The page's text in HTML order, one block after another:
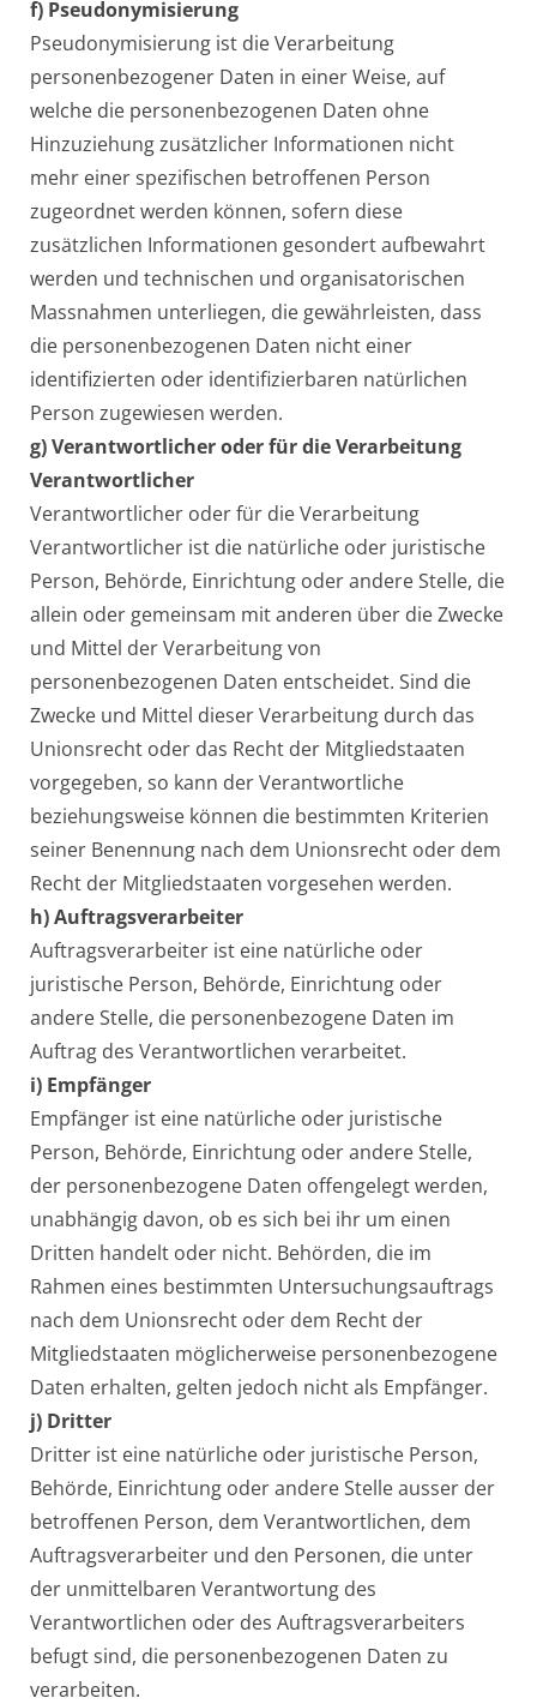
f) Pseudonymisierung
Pseudonymisierung ist die Verarbeitung
personenbezogener Daten in einer Weise, auf
welche die personenbezogenen Daten ohne
Hinzuziehung zusätzlicher Informationen nicht
mehr einer spezifischen betroffenen Person
zugeordnet werden können, sofern diese
zusätzlichen Informationen gesondert aufbewahrt
werden und technischen und organisatorischen
Massnahmen unterliegen, die gewährleisten, dass
die personenbezogenen Daten nicht einer
identifizierten oder identifizierbaren natürlichen
Person zugewiesen werden.
g) Verantwortlicher oder für die Verarbeitung
Verantwortlicher
Verantwortlicher oder für die Verarbeitung
Verantwortlicher ist die natürliche oder juristische
Person, Behörde, Einrichtung oder andere Stelle, die
allein oder gemeinsam mit anderen über die Zwecke
und Mittel der Verarbeitung von
personenbezogenen Daten entscheidet. Sind die
Zwecke und Mittel dieser Verarbeitung durch das
Unionsrecht oder das Recht der Mitgliedstaaten
vorgegeben, so kann der Verantwortliche
beziehungsweise können die bestimmten Kriterien
seiner Benennung nach dem Unionsrecht oder dem
Recht der Mitgliedstaaten vorgesehen werden.
h) Auftragsverarbeiter
Auftragsverarbeiter ist eine natürliche oder
juristische Person, Behörde, Einrichtung oder
andere Stelle, die personenbezogene Daten im
Auftrag des Verantwortlichen verarbeitet.
i) Empfänger
Empfänger ist eine natürliche oder juristische
Person, Behörde, Einrichtung oder andere Stelle,
der personenbezogene Daten offengelegt werden,
unabhängig davon, ob es sich bei ihr um einen
Dritten handelt oder nicht. Behörden, die im
Rahmen eines bestimmten Untersuchungsauftrags
nach dem Unionsrecht oder dem Recht der
Mitgliedstaaten möglicherweise personenbezogene
Daten erhalten, gelten jedoch nicht als Empfänger.
j) Dritter
Dritter ist eine natürliche oder juristische Person,
Behörde, Einrichtung oder andere Stelle ausser der
betroffenen Person, dem Verantwortlichen, dem
Auftragsverarbeiter und den Personen, die unter
der unmittelbaren Verantwortung des
Verantwortlichen oder des Auftragsverarbeiters
befugt sind, die personenbezogenen Daten zu
verarbeiten.